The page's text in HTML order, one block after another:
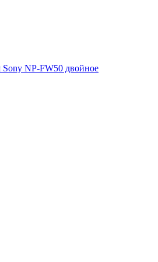
Sony NP-FW50 двойное